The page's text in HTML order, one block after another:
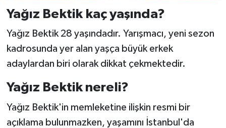
Yağız Bektik kaç yaşında?
Yağız Bektik 28 yaşındadır. Yarışmacı, yeni sezon
kadrosunda yer alan yaşça büyük erkek
adaylardan biri olarak dikkat çekmektedir.
Yağız Bektik nereli?
Yağız Bektik'in memleketine ilişkin resmi bir
açıklama bulunmazken, yaşamını İstanbul'da